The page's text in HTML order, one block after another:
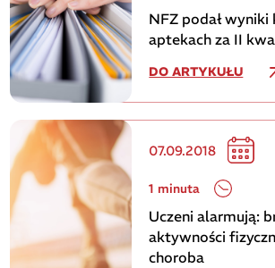
NFZ podał
aptekach za II
DO ARTYKUŁU
07.09.2018
1 minuta
Uczeni alarmują:
aktywności
choroba